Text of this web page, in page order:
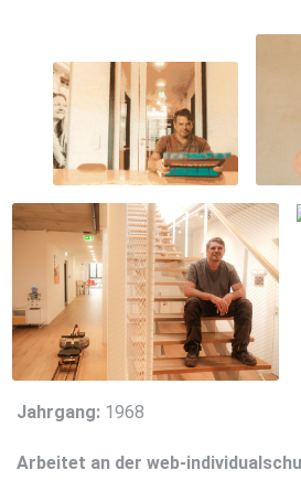
Jahrgang: 1968
Arbeitet an der web-